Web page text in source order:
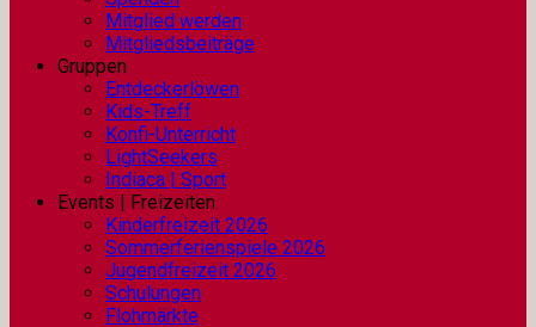
Mitglied werden
Mitgliedsbeiträge
Gruppen
Entdeckerlöwen
Kids-Treff
Konfi-Unterricht
LightSeekers
Indiaca | Sport
Events | Freizeiten
Kinderfreizeit 2026
Sommerferienspiele 2026
Jugendfreizeit 2026
Schulungen
Flohmärkte